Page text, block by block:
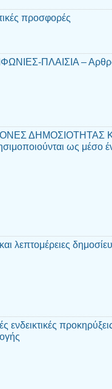
προσφορές
ΠΛΑΙΣΙΑ – Αρθρο
ΔΗΜΟΣΙΟΤΗΤΑΣ
ως μέσο
λεπτομέρειες
ενδεικτικές